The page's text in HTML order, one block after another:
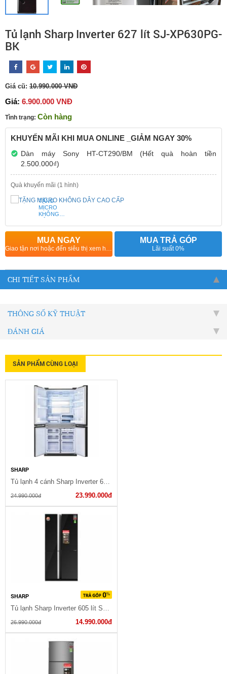
Tủ lạnh Sharp Inverter 627 lít SJ-XP630PG-
BK
Giá cũ: 10.990.000 VNĐ
Giá: 6.900.000 VNĐ
Tình trạng: Còn hàng
KHUYẾN MÃI KHI MUA ONLINE _GIẢM NGAY 30%
Dàn máy Sony HT-CT290/BM (Hết quà hoàn tiền
2.500.000₫)
Quà khuyến mãi (1 hình)
TẶNG
MỊCRO
KHÔNG
CẤP
MUA NGAY MUA TRẢ GÓP
Lãi suất 0%
CHI TIẾT SẢN PHẨM
THÔNG SỐ KỸ THUẬT
ĐÁNH GIÁ
SẢN PHẨM CÙNG LOẠI
SHARP
24.990.000đ 23.990.000đ
SHARP
26.990.000đ 14.990.000đ